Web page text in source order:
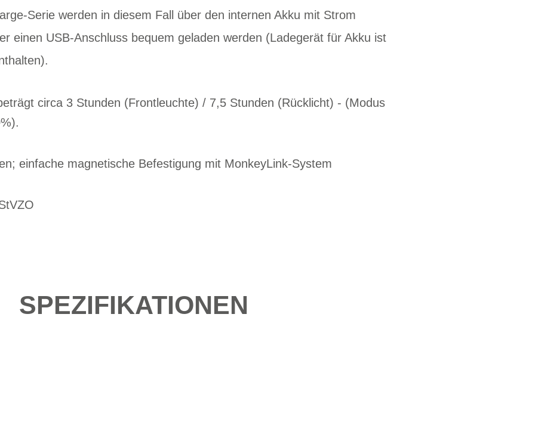
Serie werden in diesem Fall über den internen Akku mit Strom
einen USB-Anschluss bequem geladen werden (Ladegerät für Akku ist
circa 3 Stunden (Frontleuchte) / 7,5 Stunden (Rücklicht) - (Modus
einfache magnetische Befestigung mit MonkeyLink-System
SPEZIFIKATIONEN